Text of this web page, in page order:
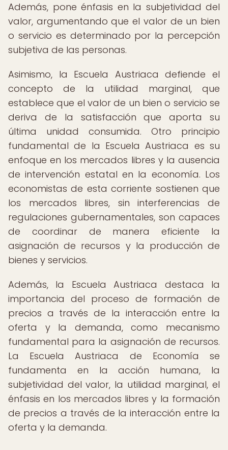
Además, pone énfasis en la subjetividad del
valor, argumentando que el valor de un bien
o servicio es determinado por la percepción
subjetiva de las personas.
Asimismo, la Escuela Austriaca defiende el
concepto de la utilidad marginal, que
establece que el valor de un bien o servicio se
deriva de la satisfacción que aporta su
última unidad consumida. Otro principio
fundamental de la Escuela Austriaca es su
enfoque en los mercados libres y la ausencia
de intervención estatal en la economía. Los
economistas de esta corriente sostienen que
los mercados libres, sin interferencias de
regulaciones gubernamentales, son capaces
de coordinar de manera eficiente la
asignación de recursos y la producción de
bienes y servicios.
Además, la Escuela Austriaca destaca la
importancia del proceso de formación de
precios a través de la interacción entre la
oferta y la demanda, como mecanismo
fundamental para la asignación de recursos.
La Escuela Austriaca de Economía se
fundamenta en la acción humana, la
subjetividad del valor, la utilidad marginal, el
énfasis en los mercados libres y la formación
de precios a través de la interacción entre la
oferta y la demanda.